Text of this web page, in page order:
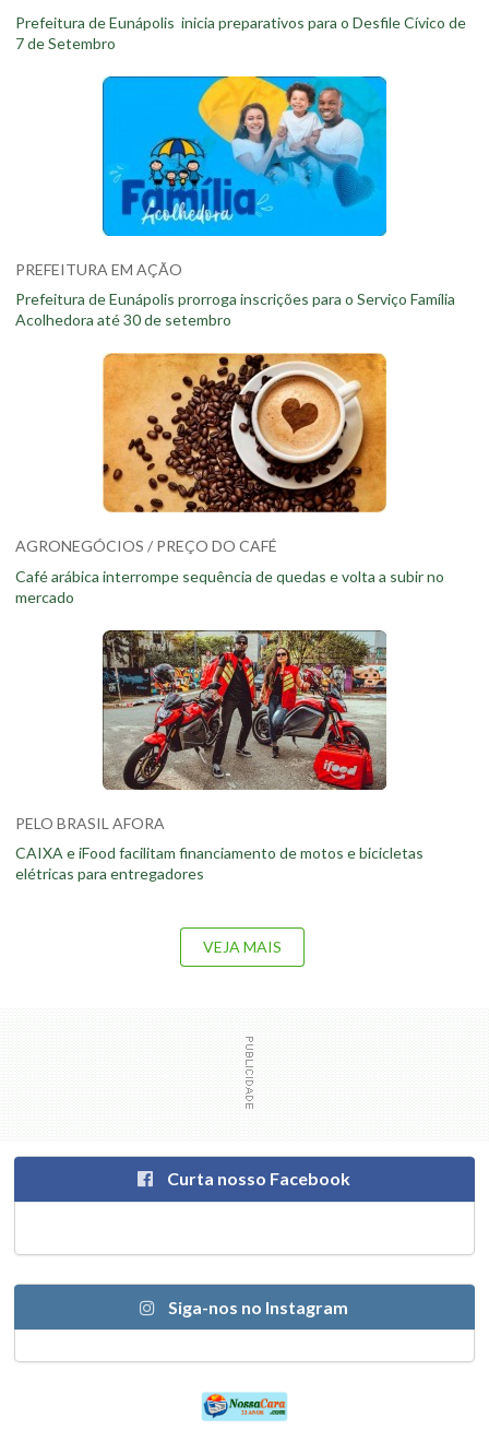
Prefeitura de Eunápolis inicia preparativos para o Desfile Cívico de
7 de Setembro
PREFEITURA EM AÇÃO
Prefeitura de Eunápolis prorroga inscrições para o Serviço Família
Acolhedora até 30 de setembro
AGRONEGÓCIOS / PREÇO DO CAFÉ
Café arábica interrompe sequência de quedas e volta a subir no
mercado
PELO BRASIL AFORA
CAIXA e iFood facilitam financiamento de motos e bicicletas
elétricas para entregadores
VEJA MAIS
Curta nosso Facebook
Siga-nos no Instagram